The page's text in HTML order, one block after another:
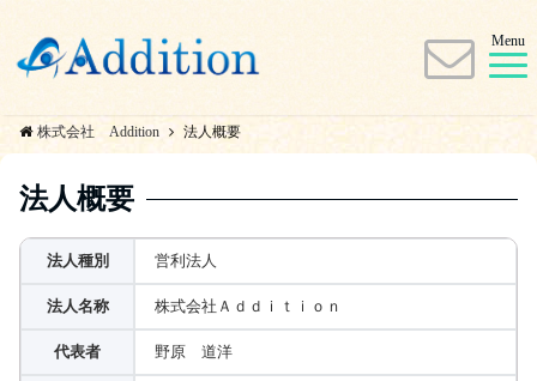
Menu
株式会社 Addition 法人概要
法人概要
法人種別 営利法人
法人名称 株式会社Ａｄｄｉｔｉｏｎ
代表者 野原 道洋